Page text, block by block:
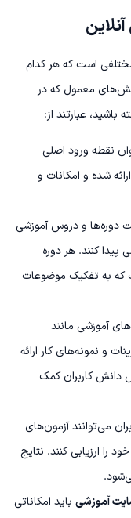
است که هر کدام
معمول که در
باشید، عبارتند از:
نقطه ورود اصلی
شده و امکانات و
و دروس آموزشی
پیدا کنند. هر دوره
به تفکیک موضوعات
آموزشی مانند
و نمونه‌های کار ارائه
دانش کاربران کمک
می‌توانند آزمون‌های
را ارزیابی کنند. نتایج
آموزشی باید امکاناتی